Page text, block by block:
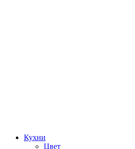
Кухни
Цвет